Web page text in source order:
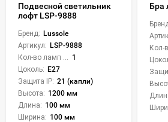
Подвесной светильник
лофт LSP-9888
Бренд: Lussole
Артикул: LSP-9888
1
Цоколь: E27
Защита IP: 21 (капли)
Высота: 1200 мм
Длина: 100 мм
Ширина: 100 мм
Бра